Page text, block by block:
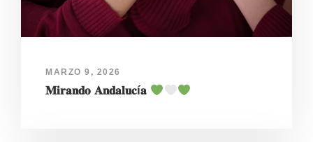
MARZO 9, 2026
𝐌𝐢𝐫𝐚𝐧𝐝𝐨 𝐀𝐧𝐝𝐚𝐥𝐮𝐜í𝐚